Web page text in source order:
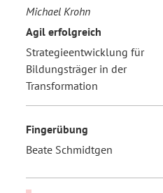
Michael Krohn
Agil erfolgreich
Strategieentwicklung für
Bildungsträger in der
Transformation
Fingerübung
Beate Schmidtgen